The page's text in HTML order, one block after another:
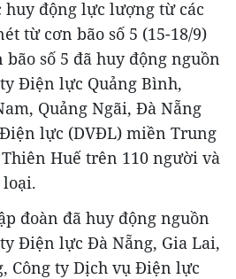
huy động lực lượng từ các
từ cơn bão số 5 (15-18/9)
bão số 5 đã huy động nguồn
Điện lực Quảng Bình,
Quảng Ngãi, Đà Nẵng
lực (DVĐL) miền Trung
Huế trên 110 người và
đoàn đã huy động nguồn
Điện lực Đà Nẵng, Gia Lai,
Công ty Dịch vụ Điện lực